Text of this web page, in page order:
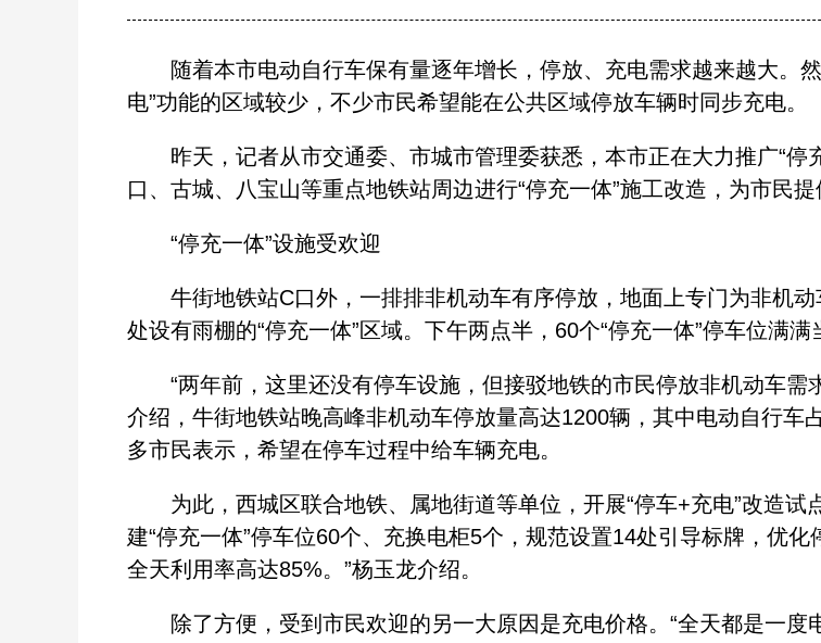
随着本市电动自行车保有量逐年增长，停放、充电需求越来越大。
电”功能的区域较少，不少市民希望能在公共区域停放车辆时同步充电。
昨天，记者从市交通委、市城市管理委获悉，本市正在大力推广“停
口、古城、八宝山等重点地铁站周边进行“停充一体”施工改造，为市民提
“停充一体”设施受欢迎
牛街地铁站C口外，一排排非机动车有序停放，地面上专门为非机动
处设有雨棚的“停充一体”区域。下午两点半，60个“停充一体”停车位满
“两年前，这里还没有停车设施，但接驳地铁的市民停放非机动车需
介绍，牛街地铁站晚高峰非机动车停放量高达1200辆，其中电动自行车
多市民表示，希望在停车过程中给车辆充电。
为此，西城区联合地铁、属地街道等单位，开展“停车+充电”改造
建“停充一体”停车位60个、充换电柜5个，规范设置14处引导标牌，优化
全天利用率高达85%。”杨玉龙介绍。
除了方便，受到市民欢迎的另一大原因是充电价格。“全天都是一度